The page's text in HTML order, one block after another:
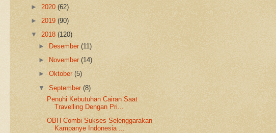
► 2020 (62)
► 2019 (90)
▼ 2018 (120)
►
Desember(11)
►
November(14)
►Oktober(5)
▼September(8)
Penuhi Kebutuhan Cairan Saat
Travelling Dengan Pri...
OBH Combi Sukses Selenggarakan
Kampanye Indonesia ...